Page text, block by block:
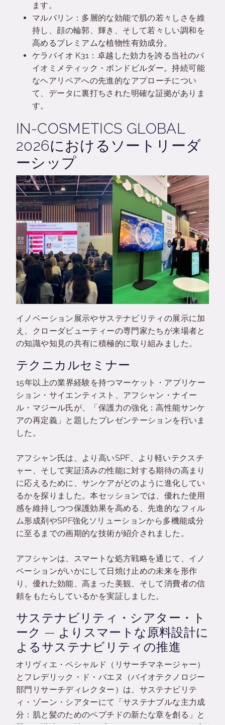
ます。
マルバリン：多層的な効能で肌の若々しさを維
持し、顔の輪郭、輝き、そして若々しい調和を
高めるプレミアムな植物性有効成分。
ケラバイオ K31：卓越した効力を誇る当社のバ
イオミメティック・ボンドビルダー。持続可能
なヘアリペアへの先進的なアプローチについ
て、データに裏打ちされた明確な証拠がありま
す。
IN-COSMETICS GLOBAL
2026におけるソートリーダ
ーシップ
イノベーション展示やサステナビリティの展示に加
え、クローダビューティーの専門家たちが来場者と
の知識や知見の共有に積極的に取り組みました。
テクニカルセミナー
15年以上の業界経験を持つマーケット・アプリケー
ション・サイエンティスト、アフシャン・ナイー
ル・マジール氏が、「保護力の強化：高性能サンケ
アの再定義」と題したプレゼンテーションを行いま
した。
アフシャン氏は、より高いSPF、より軽いテクスチ
ャー、そして実証済みの性能に対する期待の高まり
に応えるために、サンケアがどのように進化してい
るかを探りました。本セッションでは、優れた使用
感を維持しつつ保護効果を高める、先進的なフィル
ム形成剤やSPF強化ソリューションから多機能成分
に至るまでの画期的な技術が紹介されました。
アフシャンは、スマートな処方戦略を通じて、イノ
ベーションがいかにして日焼け止めの未来を形作
り、優れた効能、高まった美観、そして消費者の信
頼をもたらしているかを実証しました。
サステナビリティ・シアター・ト
ーク — よりスマートな原料設計に
よるサステナビリティの推進
オリヴィエ・ペシャルド（リサーチマネージャー）
とフレデリック・ド・バエヌ（バイオテクノロジー
部門リサーチディレクター）は、サステナビリテ
ィ・ゾーン・シアターにて「サステナブルな主力成
分：肌と髪のためのペプチドの新たな章を創る」と